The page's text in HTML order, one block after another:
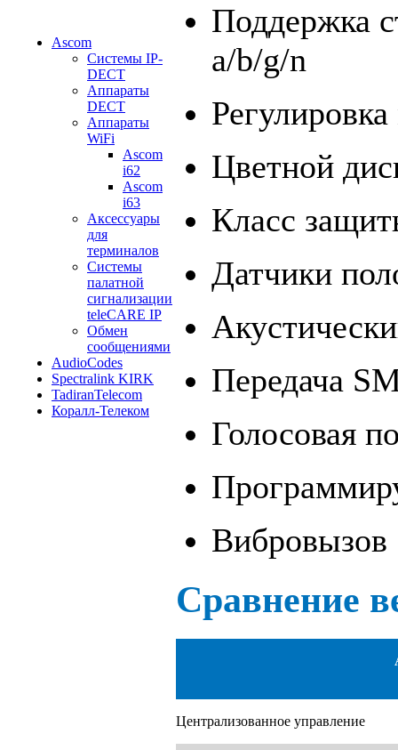
Ascom
Системы IP-
DECT
Аппараты
DECT
Аппараты
WiFi
Ascom
i62
Ascom
i63
Аксессуары
для
терминалов
Системы
палатной
сигнализации
teleCARE IP
Обмен
сообщениями
AudioCodes
Spectralink KIRK
TadiranTelecom
Коралл-Телеком
Поддержка
a/b/g/n
Цветной
Класс
Датчики
Передача
Голосовая
Вибровызов
Сравнение
Централизованное управление